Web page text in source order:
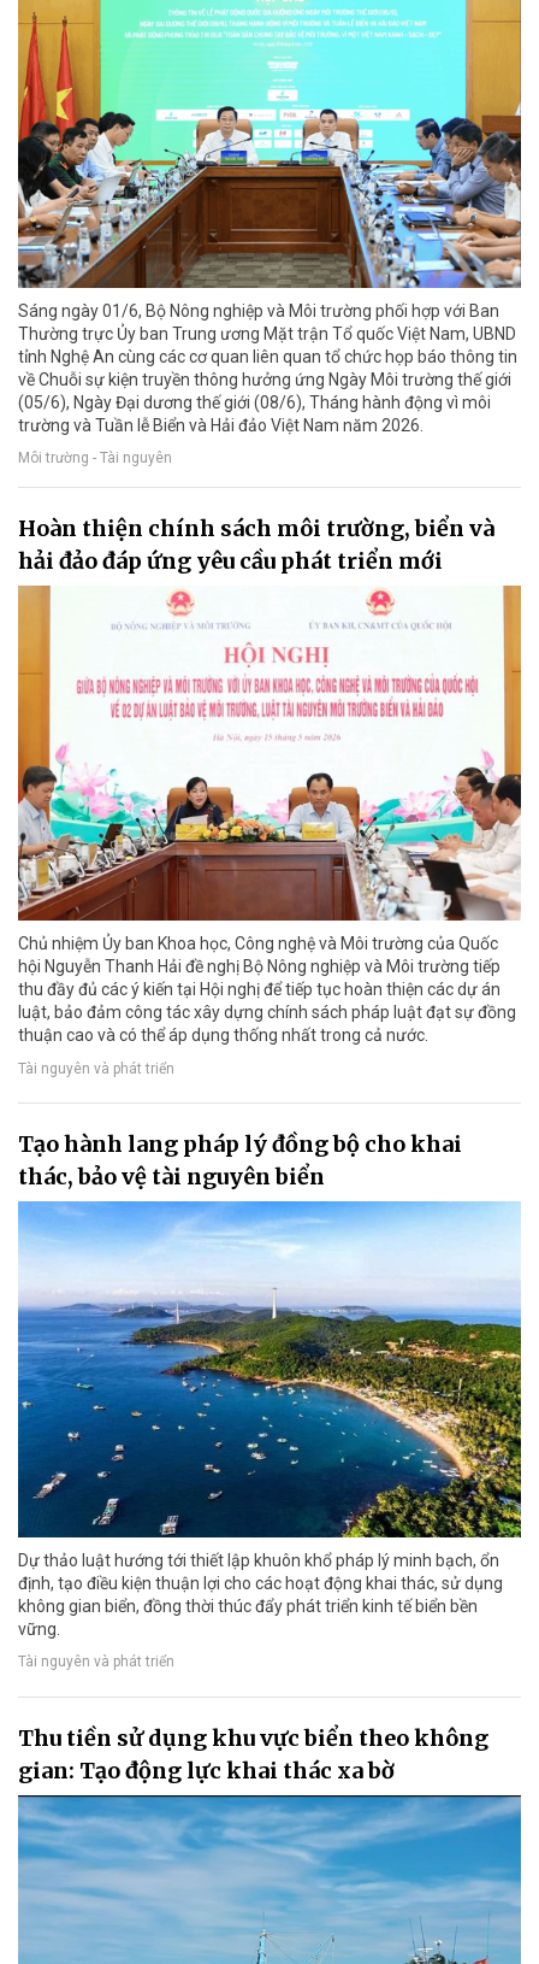
Sáng ngày 01/6, Bộ Nông nghiệp và Môi trường phối hợp với Ban
Thường trực Ủy ban Trung ương Mặt trận Tổ quốc Việt Nam, UBND
tỉnh Nghệ An cùng các cơ quan liên quan tổ chức họp báo thông tin
về Chuỗi sự kiện truyền thông hưởng ứng Ngày Môi trường thế giới
(05/6), Ngày Đại dương thế giới (08/6), Tháng hành động vì môi
trường và Tuần lễ Biển và Hải đảo Việt Nam năm 2026.
Môi trường - Tài nguyên
Hoàn thiện chính sách môi trường, biển và
hải đảo đáp ứng yêu cầu phát triển mới
Chủ nhiệm Ủy ban Khoa học, Công nghệ và Môi trường của Quốc
hội Nguyễn Thanh Hải đề nghị Bộ Nông nghiệp và Môi trường tiếp
thu đầy đủ các ý kiến tại Hội nghị để tiếp tục hoàn thiện các dự án
luật, bảo đảm công tác xây dựng chính sách pháp luật đạt sự đồng
thuận cao và có thể áp dụng thống nhất trong cả nước.
Tài nguyên và phát triển
Tạo hành lang pháp lý đồng bộ cho khai
thác, bảo vệ tài nguyên biển
Dự thảo luật hướng tới thiết lập khuôn khổ pháp lý minh bạch, ổn
định, tạo điều kiện thuận lợi cho các hoạt động khai thác, sử dụng
không gian biển, đồng thời thúc đẩy phát triển kinh tế biển bền
vững.
Tài nguyên và phát triển
Thu tiền sử dụng khu vực biển theo không
gian: Tạo động lực khai thác xa bờ